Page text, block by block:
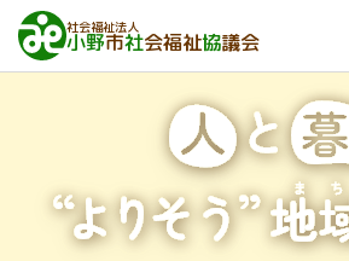
社会福祉法人
小野市社会福祉協議会